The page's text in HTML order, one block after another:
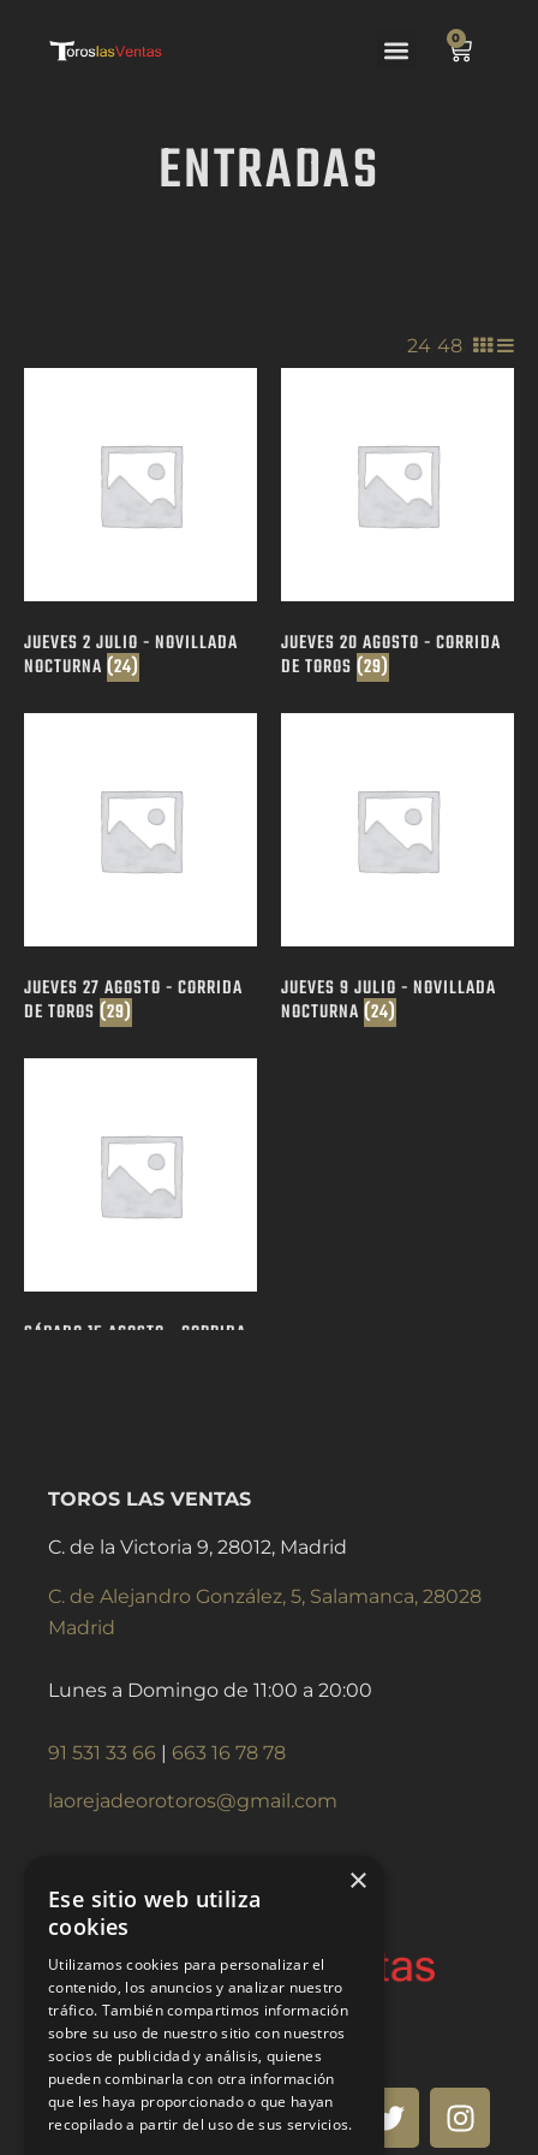
0
ENTRADAS
24 48
JUEVES 2 JULIO - NOVILLADA
NOCTURNA (24)
JUEVES 20 AGOSTO - CORRIDA
DE TOROS (29)
JUEVES 27 AGOSTO - CORRIDA
DE TOROS (29)
JUEVES 9 JULIO - NOVILLADA
NOCTURNA (24)
SÁBADO 15 AGOSTO - CORRIDA
TOROS LAS VENTAS
C. de la Victoria 9, 28012, Madrid
C. de Alejandro González, 5, Salamanca, 28028
Madrid
Lunes a Domingo de 11:00 a 20:00
91 531 33 66 | 663 16 78 78
laorejadeorotoros@gmail.com
×
Ese sitio web utiliza
cookies
Utilizamos cookies para personalizar el
contenido, los anuncios y analizar nuestro
tráfico. También compartimos información
sobre su uso de nuestro sitio con nuestros
socios de publicidad y análisis, quienes
pueden combinarla con otra información
que les haya proporcionado o que hayan
recopilado a partir del uso de sus servicios.